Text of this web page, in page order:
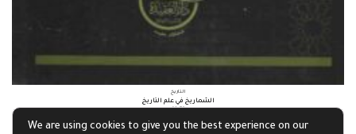
التاريخ
الشماريخ في علم التاريخ
£2.59
Read more
We are using cookies to give you the best experience on our